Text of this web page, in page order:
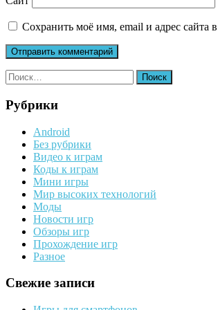
Сохранить моё имя, email и адрес сайта
Найти:
Рубрики
Android
Без рубрики
Видео к играм
Коды к играм
Мини игры
Мир высоких технологий
Моды
Новости игр
Обзоры игр
Прохождение игр
Разное
Свежие записи